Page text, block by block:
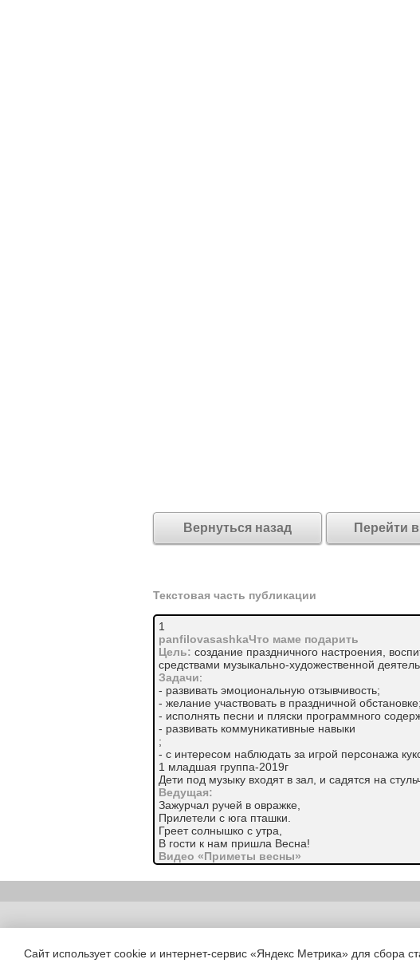
Вернуться назад Перейти
Текстовая часть публикации
1
panfilovasashkaЧто маме подарить
Цель: создание праздничного настроения,
средствами музыкально-художественной
Задачи:
- развивать эмоциональную отзывчивость;
- желание участвовать в праздничной обстановке;
- исполнять песни и пляски программного
- развивать коммуникативные навыки
;
- с интересом наблюдать за игрой персонажа
1 младшая группа-2019г
Дети под музыку входят в зал, и садятся на
Ведущая:
Зажурчал ручей в овражке,
Прилетели с юга пташки.
Греет солнышко с утра,
В гости к нам пришла Весна!
Видео «Приметы весны»
Ведущая:
Как хорошо, что пришла к нам весна!
Песня «Маме в день 8 марта» муз. Е.
Copyright (c) |Вестник
Сайт использует cookie и интернет-сервис «Яндекс Метрика» для сбора